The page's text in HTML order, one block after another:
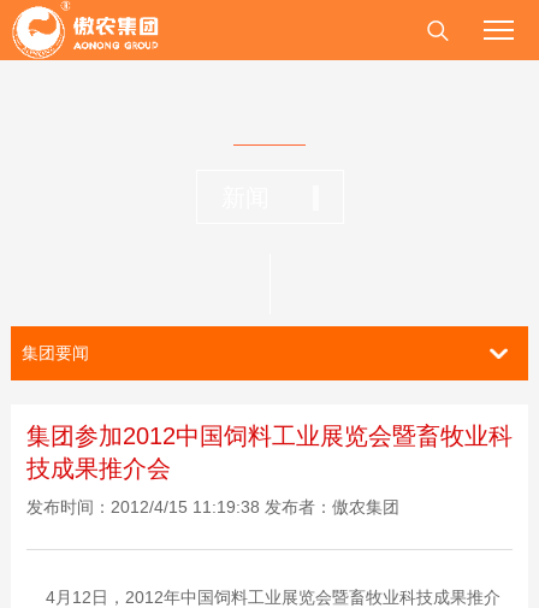
集团要闻
集团参加2012中国饲料工业展览会暨畜牧业科
技成果推介会
发布时间：2012/4/15 11:19:38 发布者：傲农集团
4月12日，2012年中国饲料工业展览会暨畜牧业科技成果推介